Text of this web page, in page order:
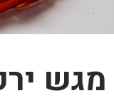
מגש